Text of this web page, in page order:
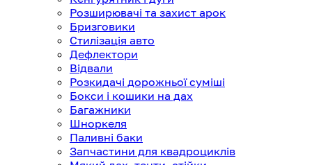
Розширювачі та захист арок
Бризговики
Стилізація авто
Дефлектори
Відвали
Розкидачі дорожньої суміші
Бокси і кошики на дах
Багажники
Шноркеля
Паливні баки
Запчастини для квадроциклів